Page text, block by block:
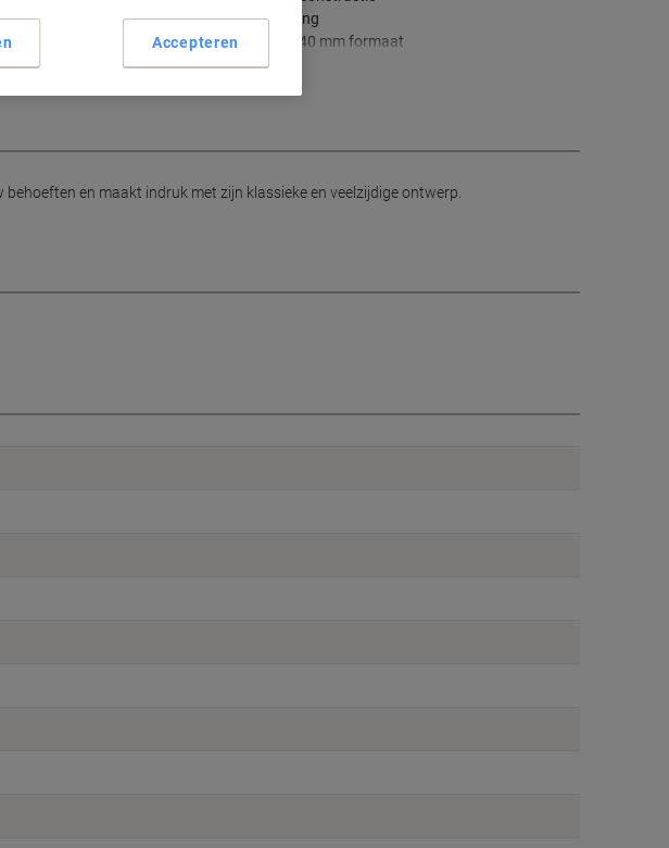
Zilveren afwerking
1.600 x 800 x 740 mm formaat
Lees meer
en maakt indruk met zijn klassieke en veelzijdige ontwerp.
Accepteren